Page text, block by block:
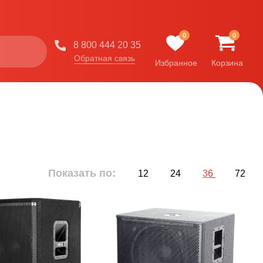
8 800 444 20 35
Обратная связь
0
Избранное
0
Корзина
Показать по: 12 24 36 72